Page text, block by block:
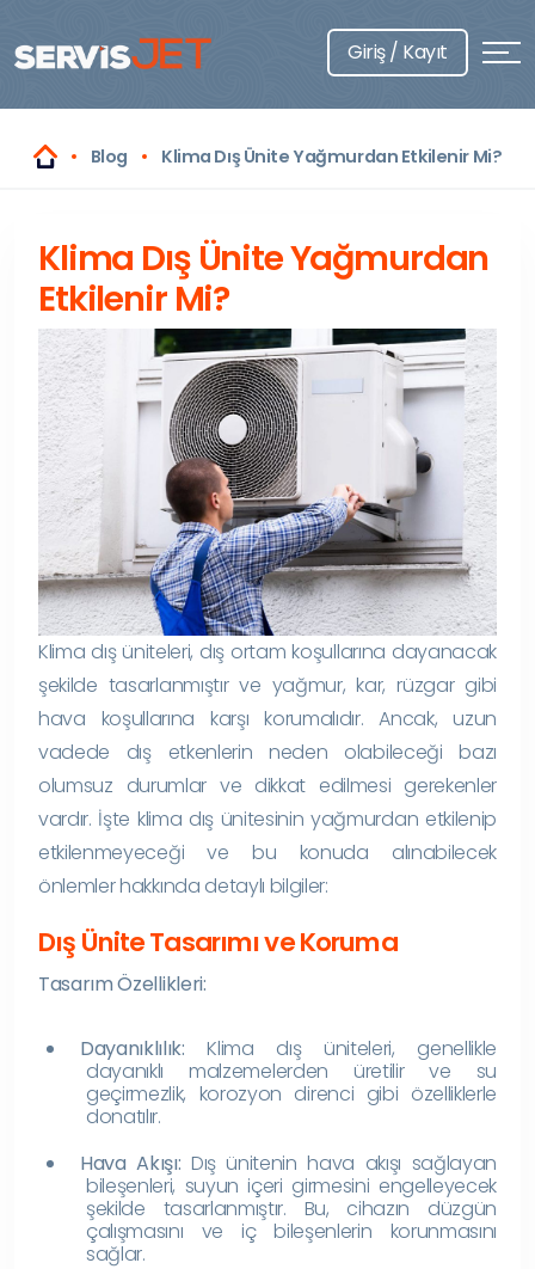
Giriş / Kayıt
Blog Klima Dış Ünite Yağmurdan Etkilenir Mi?
Klima Dış Ünite Yağmurdan
Etkilenir Mi?
Klima dış üniteleri, dış ortam koşullarına dayanacak
şekilde tasarlanmıştır ve yağmur, kar, rüzgar gibi
hava koşullarına karşı korumalıdır. Ancak, uzun
vadede dış etkenlerin neden olabileceği bazı
olumsuz durumlar ve dikkat edilmesi gerekenler
vardır. İşte klima dış ünitesinin yağmurdan etkilenip
etkilenmeyeceği ve bu konuda alınabilecek
önlemler hakkında detaylı bilgiler:
Dış Ünite Tasarımı ve Koruma
Tasarım Özellikleri:
Dayanıklılık: Klima dış üniteleri, genellikle
dayanıklı malzemelerden üretilir ve su
geçirmezlik, korozyon direnci gibi özelliklerle
donatılır.
Hava Akışı: Dış ünitenin hava akışı sağlayan
bileşenleri, suyun içeri girmesini engelleyecek
şekilde tasarlanmıştır. Bu, cihazın düzgün
çalışmasını ve iç bileşenlerin korunmasını
sağlar.